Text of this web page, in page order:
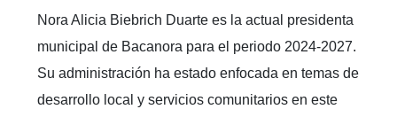
Nora Alicia Biebrich Duarte es la actual presidenta
municipal de Bacanora para el periodo 2024-2027.
Su administración ha estado enfocada en temas de
desarrollo local y servicios comunitarios en este